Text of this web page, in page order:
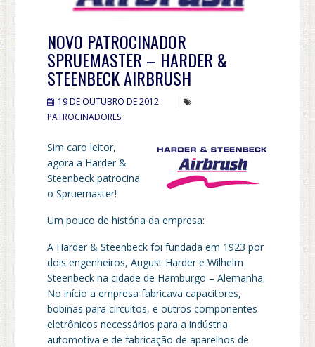
NOVO PATROCINADOR
SPRUEMASTER – HARDER &
STEENBECK AIRBRUSH
19 DE OUTUBRO DE 2012
PATROCINADORES
Sim caro leitor,
agora a Harder &
Steenbeck patrocina
o Spruemaster!
Um pouco de história da empresa:
A Harder & Steenbeck foi fundada em 1923 por
dois engenheiros, August Harder e Wilhelm
Steenbeck na cidade de Hamburgo – Alemanha.
No início a empresa fabricava capacitores,
bobinas para circuitos, e outros componentes
eletrônicos necessários para a indústria
automotiva e de fabricação de aparelhos de